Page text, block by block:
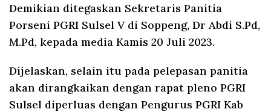
Demikian ditegaskan Sekretaris Panitia
Porseni PGRI Sulsel V di Soppeng, Dr Abdi S.Pd,
M.Pd, kepada media Kamis 20 Juli 2023.
Dijelaskan, selain itu pada pelepasan panitia
akan dirangkaikan dengan rapat pleno PGRI
Sulsel diperluas dengan Pengurus PGRI Kab